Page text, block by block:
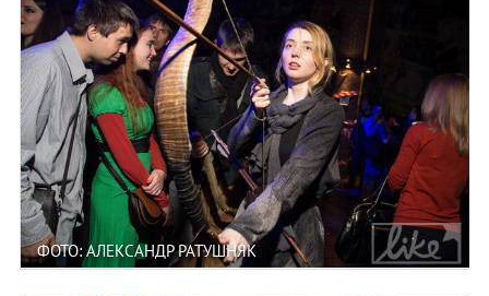
ФОТО: АЛЕКСАНДР РАТУШНЯК